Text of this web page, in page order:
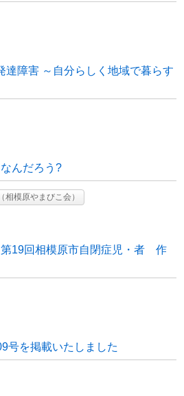
達障害 ～自分らしく地域で暮らす
んだろう?
模原やまびこ会）
第19回相模原市自閉症児・者 作
号を掲載いたしました